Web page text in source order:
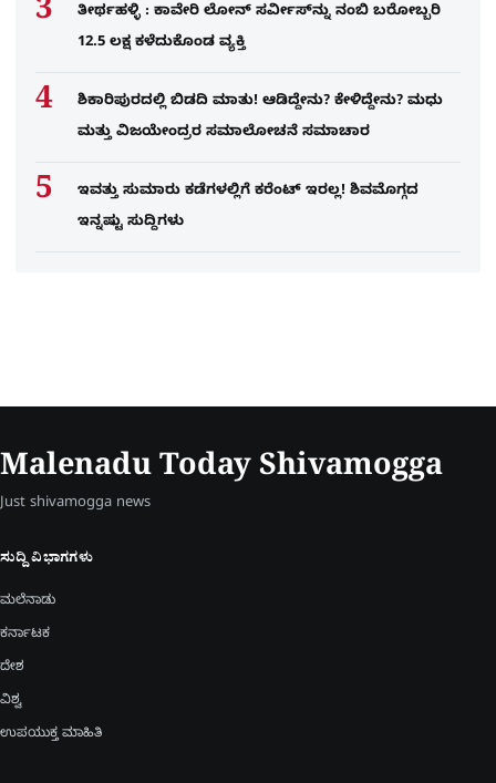
ತೀರ್ಥಹಳ್ಳಿ : ಕಾವೇರಿ ಲೋನ್​ ಸರ್ವೀಸ್​​​ನ್ನು ನಂಬಿ ಬರೋಬ್ಬರಿ
12.5 ಲಕ್ಷ ಕಳೆದುಕೊಂಡ ವ್ಯಕ್ತಿ
ಶಿಕಾರಿಪುರದಲ್ಲಿ ಬಿಡದಿ ಮಾತು! ಆಡಿದ್ದೇನು? ಕೇಳಿದ್ದೇನು? ಮಧು
ಮತ್ತು ವಿಜಯೇಂದ್ರರ ಸಮಾಲೋಚನೆ ಸಮಾಚಾರ
ಇವತ್ತು ಸುಮಾರು ಕಡೆಗಳಲ್ಲಿಗೆ ಕರೆಂಟ್ ಇರಲ್ಲ! ಶಿವಮೊಗ್ಗದ
ಇನ್ನಷ್ಟು ಸುದ್ದಿಗಳು
Malenadu Today Shivamogga
Just shivamogga news
ಸುದ್ದಿ ವಿಭಾಗಗಳು
ಮಲೆನಾಡು
ಕರ್ನಾಟಕ
ದೇಶ
ವಿಶ್ವ
ಉಪಯುಕ್ತ ಮಾಹಿತಿ